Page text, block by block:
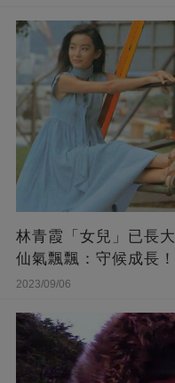
林青霞「女兒」已長
仙氣飄飄：守候成長！
2023/09/06